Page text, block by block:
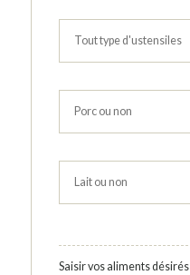
Saisir vos aliments désirés